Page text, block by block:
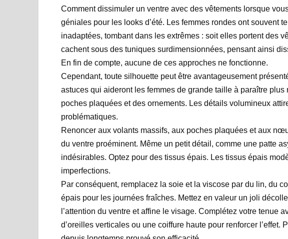
Comment dissimuler un ventre avec des vêtements lorsque
géniales pour les looks d’été. Les femmes rondes ont souvent
inadaptées, tombant dans les extrêmes : soit elles portent des
cachent sous des tuniques surdimensionnées, pensant ainsi
En fin de compte, aucune de ces approches ne fonctionne.
Cependant, toute silhouette peut être avantageusement
astuces qui aideront les femmes de grande taille à paraître
poches plaquées et des ornements. Les détails volumineux
problématiques.
Renoncer aux volants massifs, aux poches plaquées et aux
du ventre proéminent. Même un petit détail, comme une patte
indésirables. Optez pour des tissus épais. Les tissus épais
imperfections.
Par conséquent, remplacez la soie et la viscose par du lin, du
épais pour les journées fraîches. Mettez en valeur un joli
l’attention du ventre et affine le visage. Complétez votre tenue
d’oreilles verticales ou une coiffure haute pour renforcer l’effet.